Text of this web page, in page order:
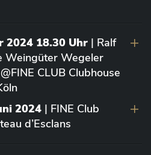
2024 18.30 Uhr | Ralf
Weingüter Wegeler
CLUB Clubhouse
2024 | FINE Club
d’Esclans